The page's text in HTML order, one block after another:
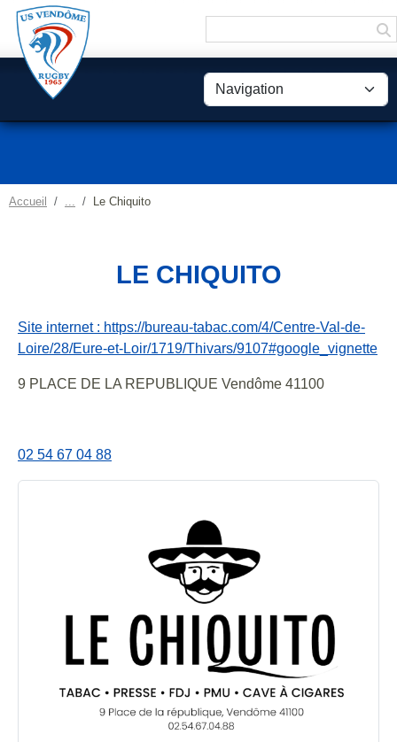
Accueil Le Chiquito
LE CHIQUITO
Site internet : https://bureau-tabac.com/4/Centre-Val-de-
Loire/28/Eure-et-Loir/1719/Thivars/9107#google_vignette
9 PLACE DE LA REPUBLIQUE Vendôme 41100
02 54 67 04 88
Panneau de gestion des cookies